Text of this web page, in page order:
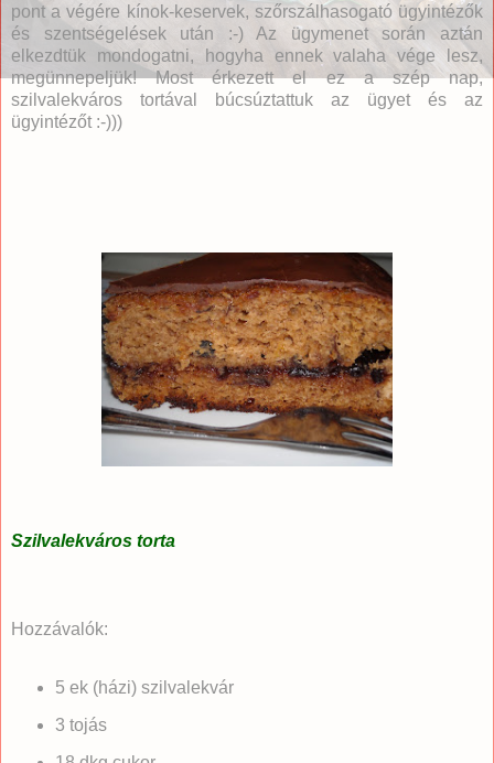
pont a végére kínok-keservek, szőrszálhasogató ügyintézők
és szentségelések után :-) Az ügymenet során aztán
elkezdtük mondogatni, hogyha ennek valaha vége lesz,
megünnepeljük! Most érkezett el ez a szép nap,
szilvalekváros tortával búcsúztattuk az ügyet és az
ügyintézőt :-)))
Szilvalekváros torta
Hozzávalók:
5 ek (házi) szilvalekvár
3 tojás